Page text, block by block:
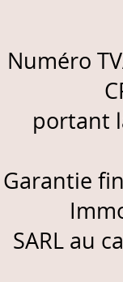
Numéro
portant
Garantie
SARL au